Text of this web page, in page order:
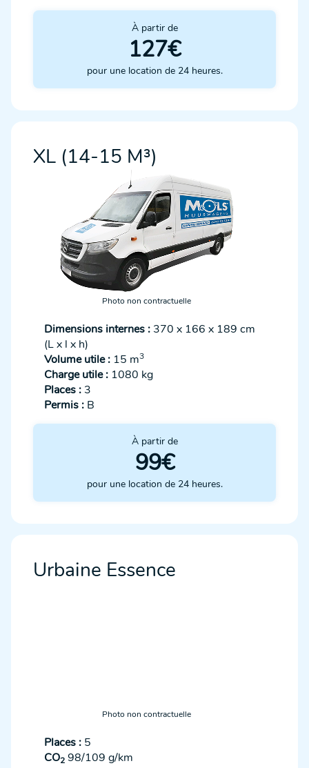
À partir de
127€
pour une location de 24 heures.
XL (14-15 M³)
Photo non contractuelle
Dimensions internes : 370 x 166 x 189 cm
(L x l x h)
Volume utile : 15 m3
Charge utile : 1080 kg
Places : 3
Permis : B
À partir de
99€
pour une location de 24 heures.
Urbaine Essence
Photo non contractuelle
Places : 5
CO2 98/109 g/km